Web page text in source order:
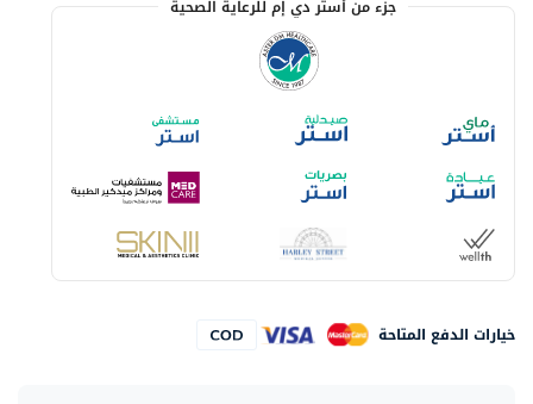
جزء من أستر دي إم للرعاية الصحية
خيارات الدفع المتاحة